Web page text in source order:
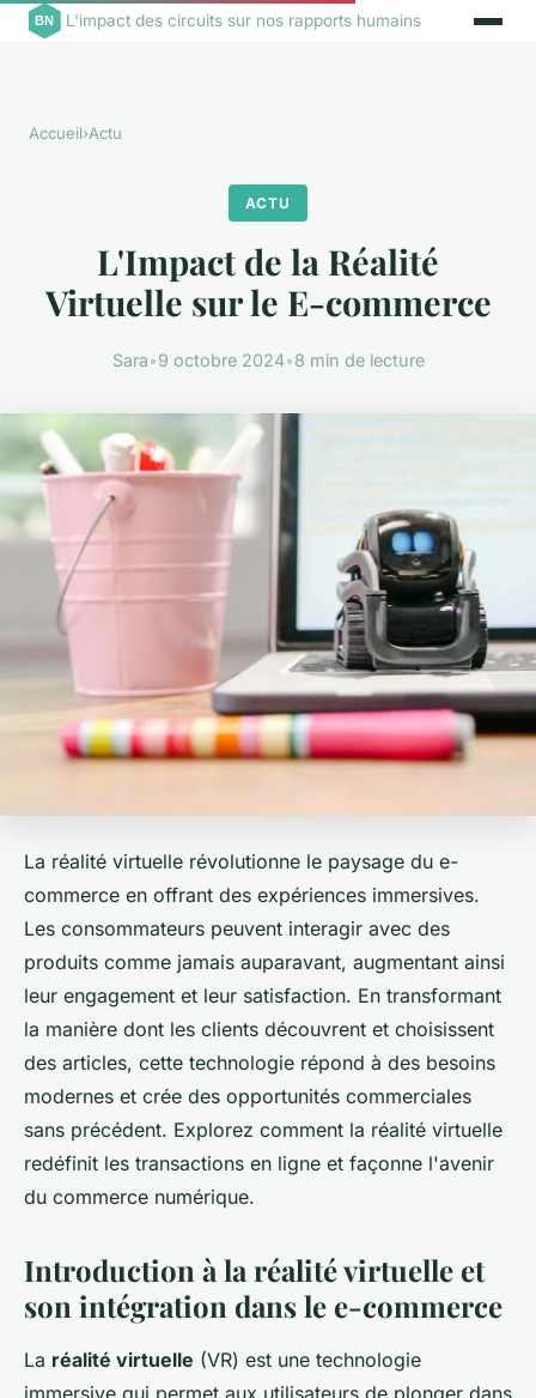
L'impact des circuits sur nos rapports humains
Accueil›Actu
ACTU
L'Impact de la Réalité
Virtuelle sur le E-commerce
Sara•9 octobre 2024•8 min de lecture
La réalité virtuelle révolutionne le paysage du e-
commerce en offrant des expériences immersives.
Les consommateurs peuvent interagir avec des
produits comme jamais auparavant, augmentant ainsi
leur engagement et leur satisfaction. En transformant
la manière dont les clients découvrent et choisissent
des articles, cette technologie répond à des besoins
modernes et crée des opportunités commerciales
sans précédent. Explorez comment la réalité virtuelle
redéfinit les transactions en ligne et façonne l'avenir
du commerce numérique.
Introduction à la réalité virtuelle et
son intégration dans le e-commerce
La réalité virtuelle (VR) est une technologie
immersive qui permet aux utilisateurs de plonger dans